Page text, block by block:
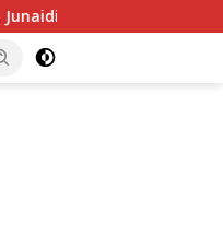
Pada Penguatan